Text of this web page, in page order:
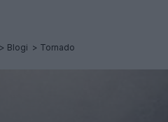
Blogi Tornado